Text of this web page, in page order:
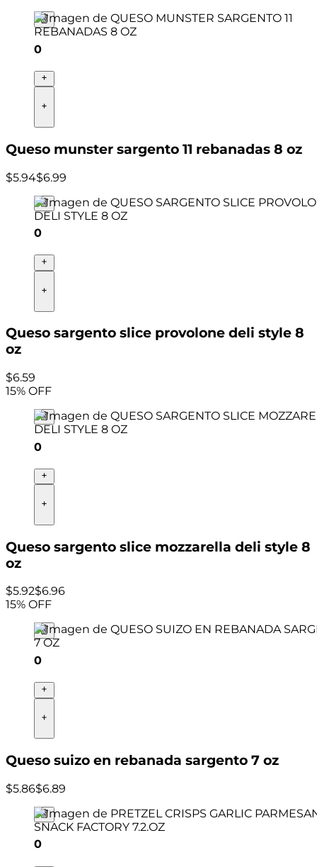
0
Queso munster sargento 11 rebanadas 8 oz
$5.94$6.99
0
Queso sargento slice provolone deli style 8
oz
$6.59
15% OFF
0
Queso sargento slice mozzarella deli style 8
oz
$5.92$6.96
15% OFF
0
Queso suizo en rebanada sargento 7 oz
$5.86$6.89
0